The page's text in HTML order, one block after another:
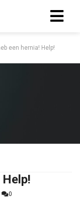
een hernia! Help!
0